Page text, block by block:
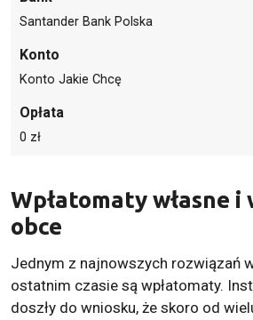
Santander Bank Polska
Konto
Konto Jakie Chcę
Opłata
0 zł
Wpłatomaty własne i
obce
Jednym z najnowszych rozwiązań
ostatnim czasie są wpłatomaty.
doszły do wniosku, że skoro od